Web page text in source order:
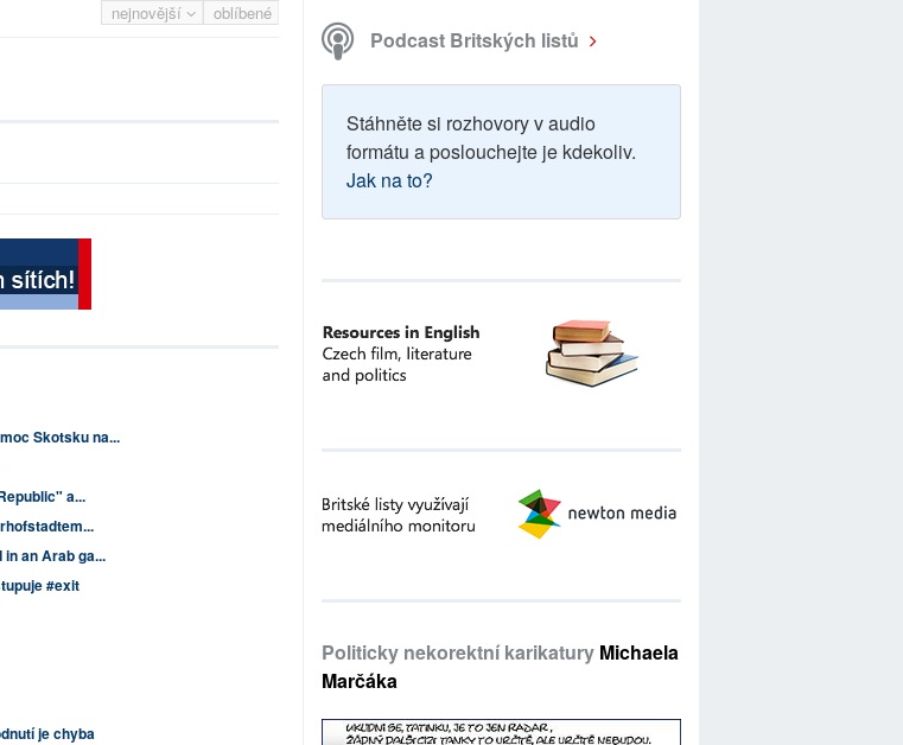
nejnovější oblíbené
Skotsku na...
a...
an Arab ga...
#exit
je chyba
Podcast Britských listů
Stáhněte si rozhovory v audio
formátu a poslouchejte je kdekoliv.
Jak na to?
Politicky nekorektní karikatury Michaela
Marčáka